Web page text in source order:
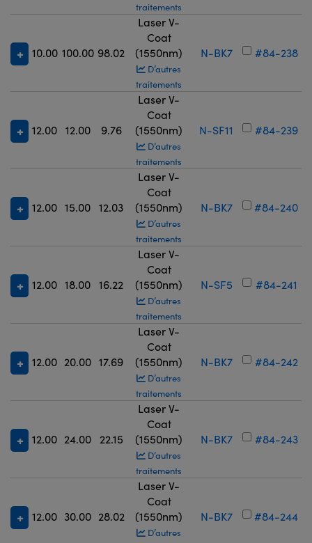
traitements
10.00 100.00 98.02
Laser V-
Coat
(1550nm)
D’autres
traitements
N-BK7 #84-238
12.00 12.00 9.76
Laser V-
Coat
(1550nm)
D’autres
traitements
N-SF11 #84-239
12.00 15.00 12.03
Laser V-
Coat
(1550nm)
D’autres
traitements
N-BK7 #84-240
12.00 18.00 16.22
Laser V-
Coat
(1550nm)
D’autres
traitements
N-SF5 #84-241
12.00 20.00 17.69
Laser V-
Coat
(1550nm)
D’autres
traitements
N-BK7 #84-242
12.00 24.00 22.15
Laser V-
Coat
(1550nm)
D’autres
traitements
N-BK7 #84-243
12.00 30.00 28.02
Laser V-
Coat
(1550nm)
D’autres
N-BK7 #84-244